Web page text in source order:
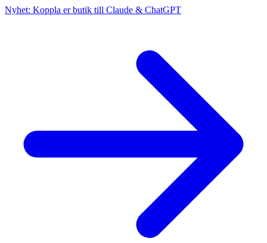
Nyhet: Koppla er butik till Claude & ChatGPT